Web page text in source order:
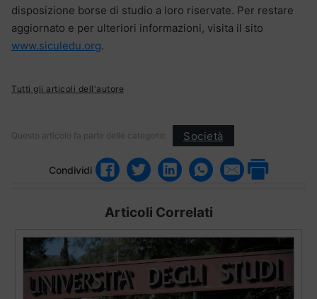
disposizione borse di studio a loro riservate. Per restare
aggiornato e per ulteriori informazioni, visita il sito
www.siculedu.org.
Tutti gli articoli dell'autore
Questo articolo fa parte delle categorie: Società
Condividi
Articoli Correlati